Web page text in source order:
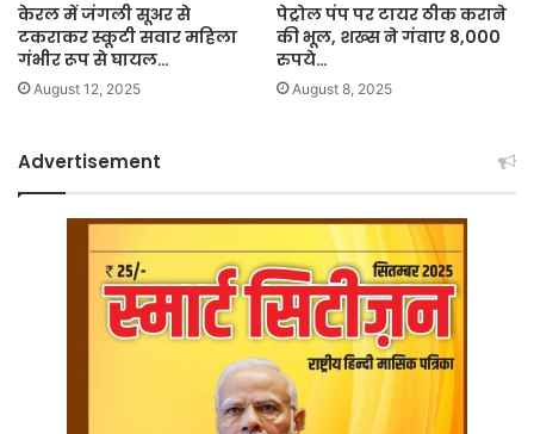
केरल में जंगली सूअर से
टकराकर स्कूटी सवार महिला
गंभीर रूप से घायल…
August 12, 2025
पेट्रोल पंप पर टायर ठीक कराने
की भूल, शख्स ने गंवाए 8,000
रुपये…
August 8, 2025
Advertisement